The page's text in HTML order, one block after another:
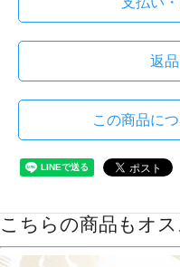
返
この商品に
こちらの商品もオス